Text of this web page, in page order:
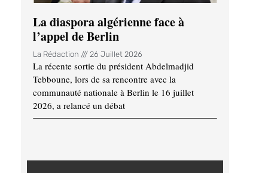
La diaspora algérienne face à
l’appel de Berlin
La Rédaction 26 Juillet 2026
La récente sortie du président Abdelmadjid
Tebboune, lors de sa rencontre avec la
communauté nationale à Berlin le 16 juillet
2026, a relancé un débat